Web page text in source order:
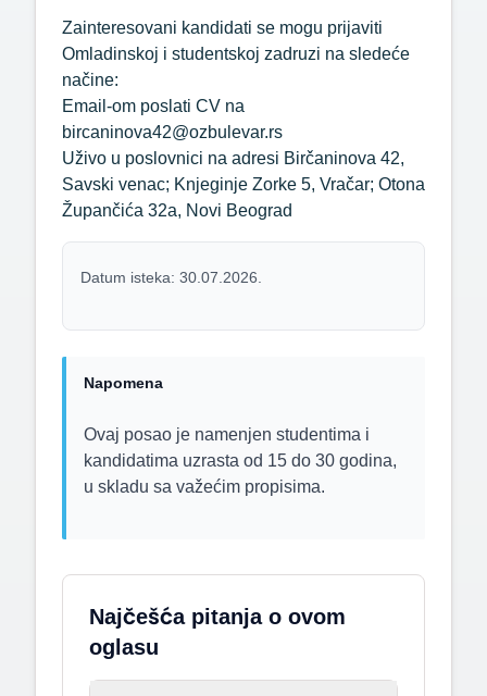
Zainteresovani kandidati se mogu prijaviti
Omladinskoj i studentskoj zadruzi na sledeće
načine:
Email-om poslati CV na
bircaninova42@ozbulevar.rs
Uživo u poslovnici na adresi Birčaninova 42,
Savski venac; Knjeginje Zorke 5, Vračar; Otona
Župančića 32a, Novi Beograd
Datum isteka: 30.07.2026.
Napomena
Ovaj posao je namenjen studentima i
kandidatima uzrasta od 15 do 30 godina,
u skladu sa važećim propisima.
Najčešća pitanja o ovom
oglasu